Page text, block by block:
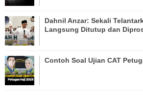
Dahnil Anzar: Sekali
Langsung Ditutup dan
Contoh Soal Ujian CAT